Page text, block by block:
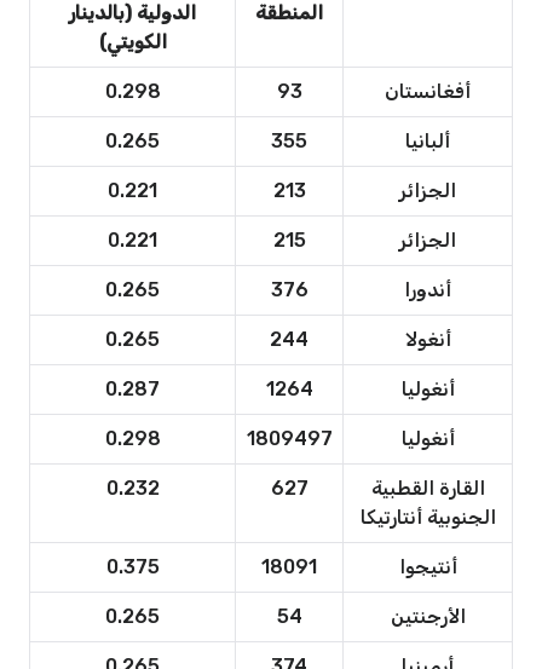
المنطقة
الدولية (بالدينار
الكويتي)
أفغانستان 93
0.298
ألبانيا 355
0.265
الجزائر 213
0.221
الجزائر 215
0.221
أندورا 376
0.265
أنغولا 244
0.265
أنغوليا 1264
0.287
أنغوليا 1809497
0.298
القارة القطبية
الجنوبية أنتارتيكا
627
0.232
أنتيجوا 18091
0.375
الأرجنتين 54
0.265